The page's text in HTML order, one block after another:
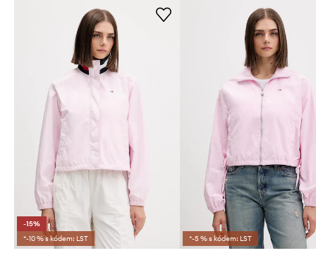
-15%
*-10 % s kódem: LST
*-5 % s kódem: LST